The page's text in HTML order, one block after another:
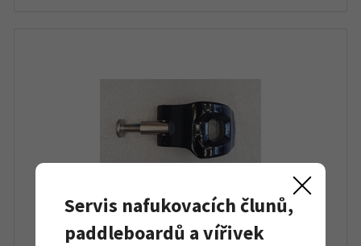
G3 Ski Poles Clamp zámek na teleskopické hole
Servis nafukovacích člunů,
paddleboardů a vířivek